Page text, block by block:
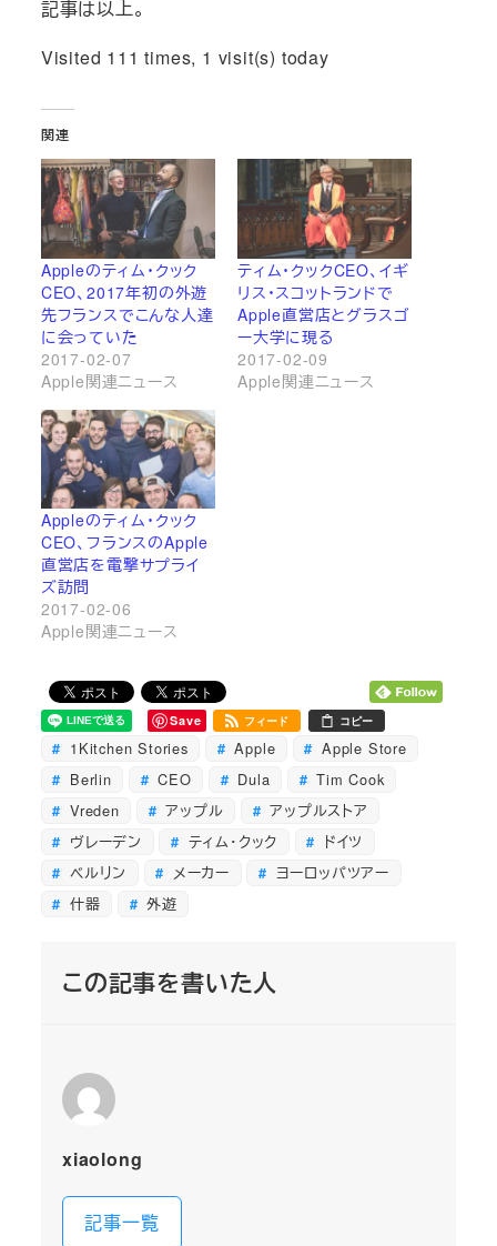
記事は以上。
Visited 111 times, 1 visit(s) today
関連
Appleのティム・クック
CEO、2017年初の外遊
先フランスでこんな人達
に会っていた
2017-02-07
Apple関連ニュース
ティム・クックCEO、イギ
リス・スコットランドで
Apple直営店とグラスゴ
ー大学に現る
2017-02-09
Apple関連ニュース
Appleのティム・クック
CEO、フランスのApple
直営店を電撃サプライ
ズ訪問
2017-02-06
Apple関連ニュース
Save フィード コピー
1Kitchen Stories Apple
Apple Store
Berlin
CEO Dula
Tim Cook
Vreden
アップル
アップルストア
ヴレーデン
ティム・クック
ドイツ
ベルリン
メーカー
ヨーロッパツアー
什器
外遊
この記事を書いた人
xiaolong
記事一覧